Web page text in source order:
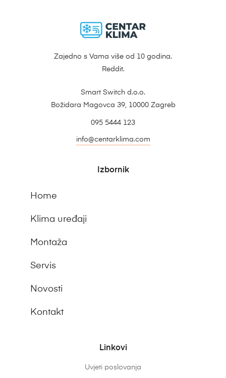
Zajedno s Vama više od 10 godina.
Reddit.
Smart Switch d.o.o.
Božidara Magovca 39, 10000 Zagreb
095 5444 123
info@centarklima.com
Izbornik
Home
Klima uređaji
Montaža
Servis
Novosti
Kontakt
Linkovi
Uvjeti poslovanja